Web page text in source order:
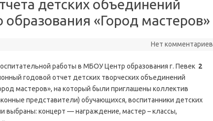
детских объединений
«Город мастеров»
Нет комментариев
работы в МБОУ Центр образования г. Певек 2
годовой отчет детских творческих объединений
мастеров», на который были приглашены коллектив
представители) обучающихся, воспитанники детских
выбраны: концерт — награждение, мастер – классы,